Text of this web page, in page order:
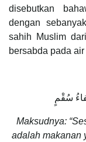
disebutkan
dengan
sahih Muslim
bersabda pada
سُقْمٍ
Maksudnya:
adalah makanan